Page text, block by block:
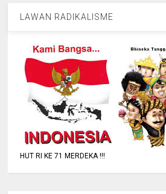
LAWAN RADIKALISME
HUT RI KE 71 MERDEKA !!!